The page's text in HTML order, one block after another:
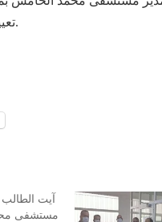
تعيين الدكتور نبيل الزويني مدير المستشفى الإقليمي.
آيت
مستشفى